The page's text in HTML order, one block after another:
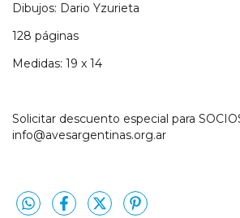
Dibujos: Dario Yzurieta
128 páginas
Medidas: 19 x 14
Solicitar descuento especial para
info@avesargentinas.org.ar